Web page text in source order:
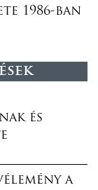
1986-ban
és
a